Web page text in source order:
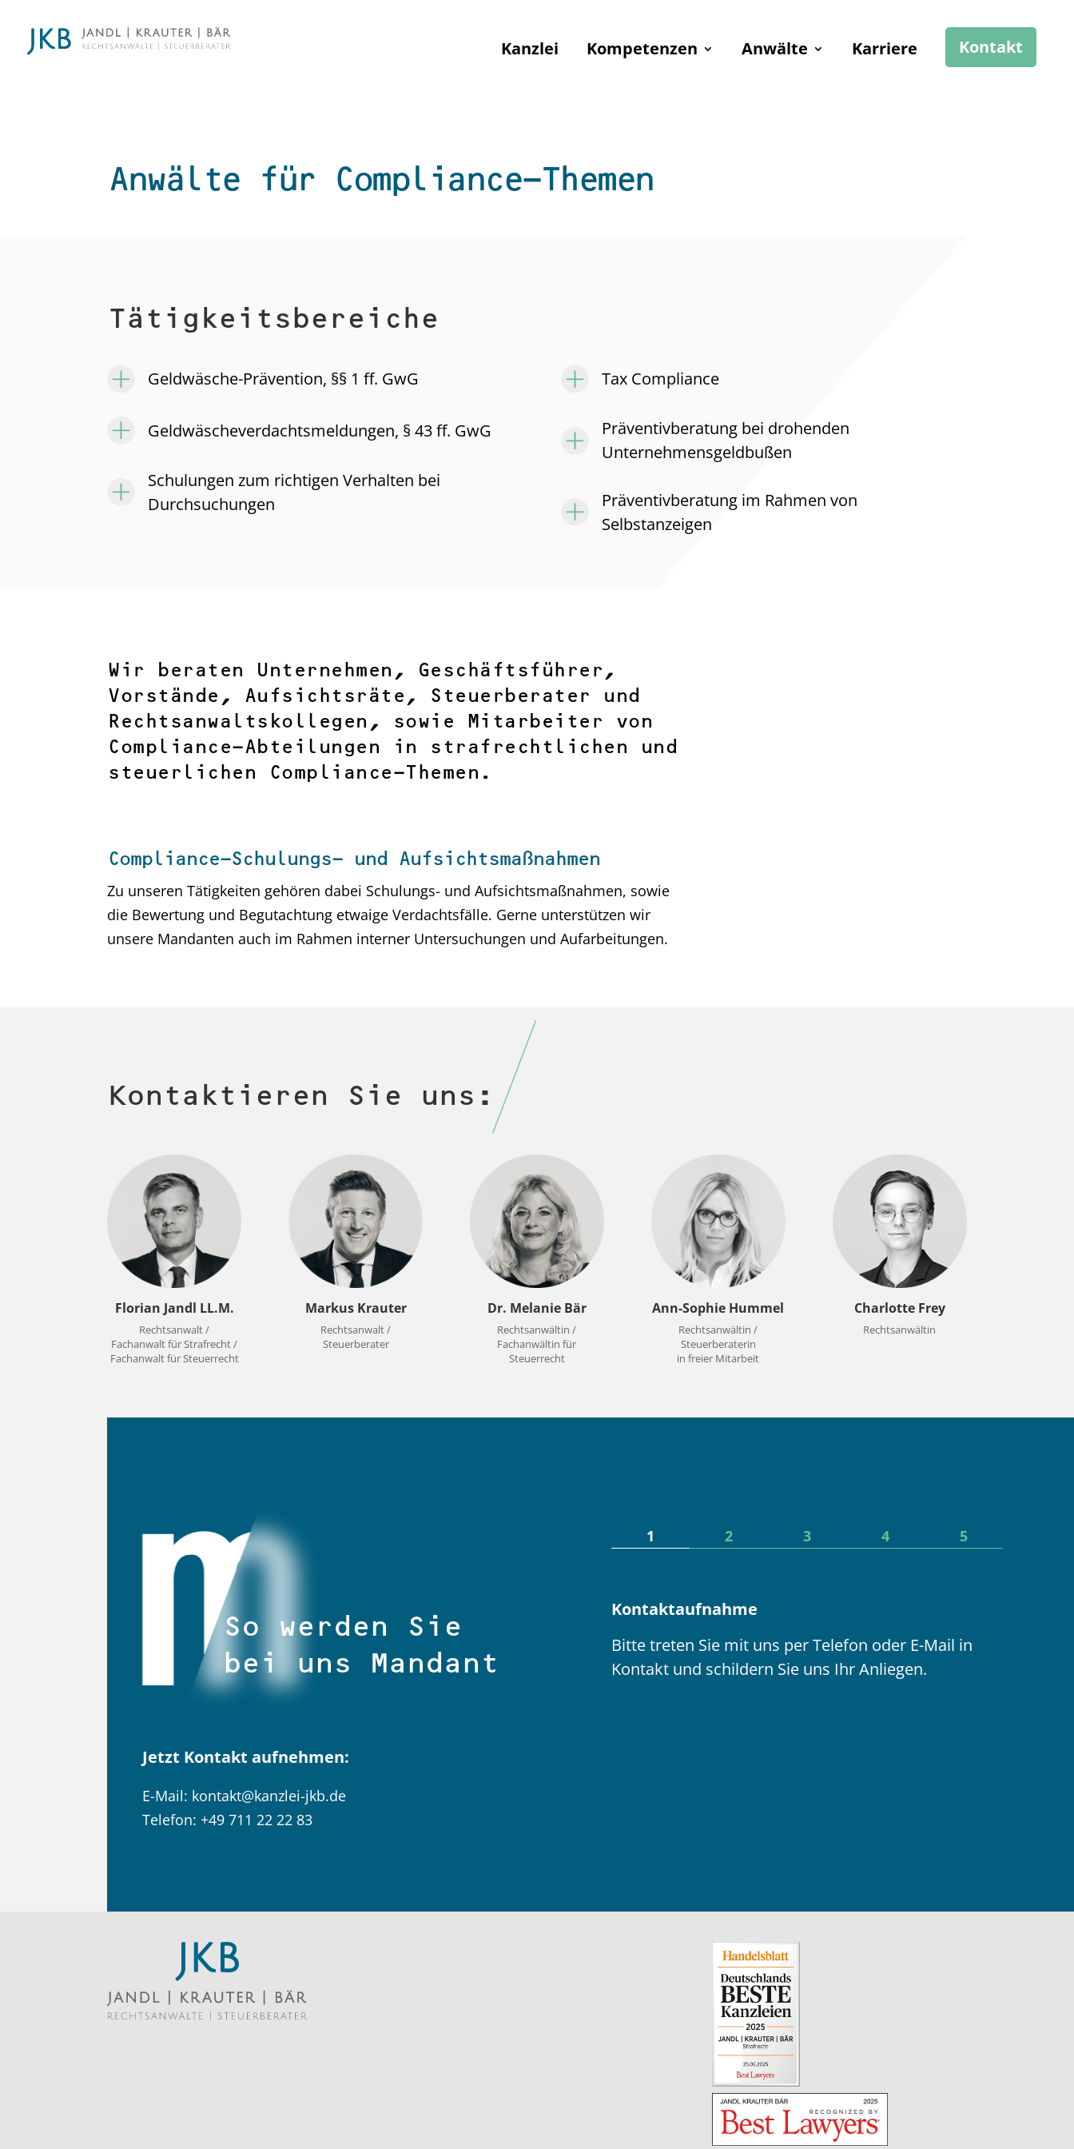
Kanzlei Kompetenzen Anwälte Karriere Kontakt
Anwälte für Compliance-Themen
Tätigkeitsbereiche
Geldwäsche-Prävention, §§ 1 ff. GwG
Geldwäscheverdachtsmeldungen, § 43 ff. GwG
Schulungen zum richtigen Verhalten bei
Durchsuchungen
Tax Compliance
Präventivberatung bei drohenden
Unternehmensgeldbußen
Präventivberatung im Rahmen von
Selbstanzeigen
Wir beraten Unternehmen, Geschäftsführer,
Vorstände, Aufsichtsräte, Steuerberater und
Rechtsanwaltskollegen, sowie Mitarbeiter von
Compliance-Abteilungen in strafrechtlichen und
steuerlichen Compliance-Themen.
Compliance-Schulungs- und Aufsichtsmaßnahmen
Zu unseren Tätigkeiten gehören dabei Schulungs- und Aufsichtsmaßnahmen, sowie
die Bewertung und Begutachtung etwaige Verdachtsfälle. Gerne unterstützen wir
unsere Mandanten auch im Rahmen interner Untersuchungen und Aufarbeitungen.
Kontaktieren Sie uns:
Florian Jandl LL.M.
Rechtsanwalt /
Fachanwalt für Strafrecht /
Fachanwalt für Steuerrecht
Markus Krauter
Rechtsanwalt /
Steuerberater
Dr. Melanie Bär
Rechtsanwältin /
Fachanwältin für
Steuerrecht
Ann-Sophie Hummel
Rechtsanwältin /
Steuerberaterin
in freier Mitarbeit
Charlotte Frey
Rechtsanwältin
So werden Sie
bei uns Mandant
Jetzt Kontakt aufnehmen:
E-Mail: kontakt@kanzlei-jkb.de
Telefon: +49 711 22 22 83
1 2 3 4 5
Kontaktaufnahme
Bitte treten Sie mit uns per Telefon oder E-Mail in
Kontakt und schildern Sie uns Ihr Anliegen.